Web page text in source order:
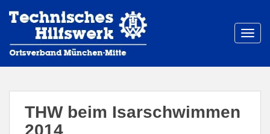
THW beim Isarschwimmen
2014